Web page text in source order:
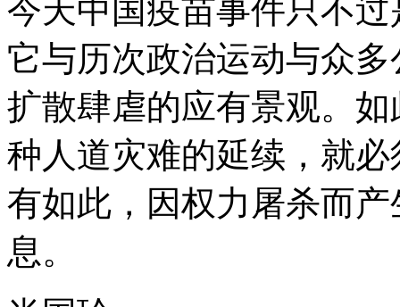
今天中国疫苗事件只不
它与历次政治运动与众
扩散肆虐的应有景观。
种人道灾难的延续，就
有如此，因权力屠杀而
息。